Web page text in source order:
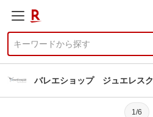
バレエショップ ジュエレスク
1/6